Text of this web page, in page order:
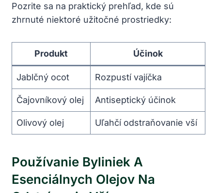
Pozrite sa na praktický prehľad, kde sú
zhrnuté niektoré užitočné prostriedky:
Produkt Účinok
Jablčný ocot Rozpustí vajíčka
Čajovníkový olej Antiseptický účinok
Olivový olej Uľahčí odstraňovanie vší
Používanie Byliniek A
Esenciálnych Olejov Na